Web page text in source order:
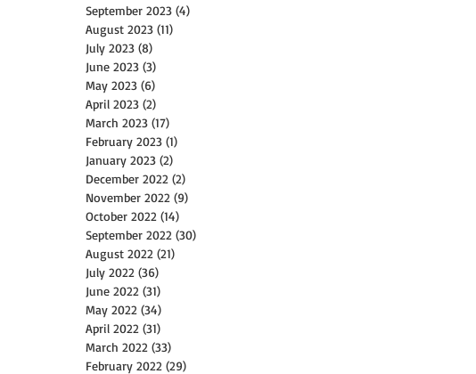
September 2023 (4)
August 2023 (11)
July 2023 (8)
June 2023 (3)
May 2023 (6)
April 2023 (2)
March 2023 (17)
February 2023 (1)
January 2023 (2)
December 2022 (2)
November 2022 (9)
October 2022 (14)
September 2022 (30)
August 2022 (21)
July 2022 (36)
June 2022 (31)
May 2022 (34)
April 2022 (31)
March 2022 (33)
February 2022 (29)